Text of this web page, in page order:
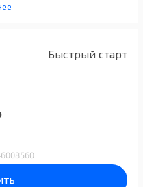
Быстрый старт